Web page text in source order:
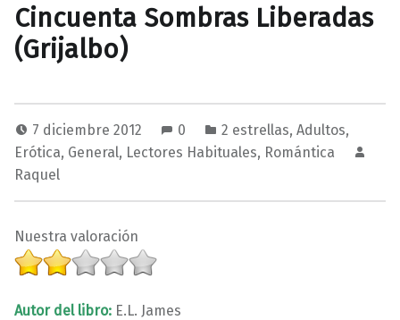
Cincuenta Sombras Liberadas
(Grijalbo)
7 diciembre 2012 0 2 estrellas, Adultos,
Erótica, General, Lectores Habituales, Romántica
Raquel
Nuestra valoración
Autor del libro: E.L. James